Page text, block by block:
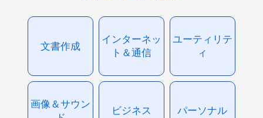
文書作成
インターネッ
ト＆通信
ユーティリテ
ィ
画像＆サウン
ビジネス パーソナル